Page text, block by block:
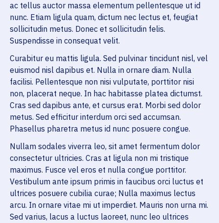
ac tellus auctor massa elementum pellentesque ut id
nunc. Etiam ligula quam, dictum nec lectus et, feugiat
sollicitudin metus. Donec et sollicitudin felis.
Suspendisse in consequat velit.
Curabitur eu mattis ligula. Sed pulvinar tincidunt nisl, vel
euismod nisl dapibus et. Nulla in ornare diam. Nulla
facilisi. Pellentesque non nisi vulputate, porttitor nisi
non, placerat neque. In hac habitasse platea dictumst.
Cras sed dapibus ante, et cursus erat. Morbi sed dolor
metus. Sed efficitur interdum orci sed accumsan.
Phasellus pharetra metus id nunc posuere congue.
Nullam sodales viverra leo, sit amet fermentum dolor
consectetur ultricies. Cras at ligula non mi tristique
maximus. Fusce vel eros et nulla congue porttitor.
Vestibulum ante ipsum primis in faucibus orci luctus et
ultrices posuere cubilia curae; Nulla maximus lectus
arcu. In ornare vitae mi ut imperdiet. Mauris non urna mi.
Sed varius, lacus a luctus laoreet, nunc leo ultrices